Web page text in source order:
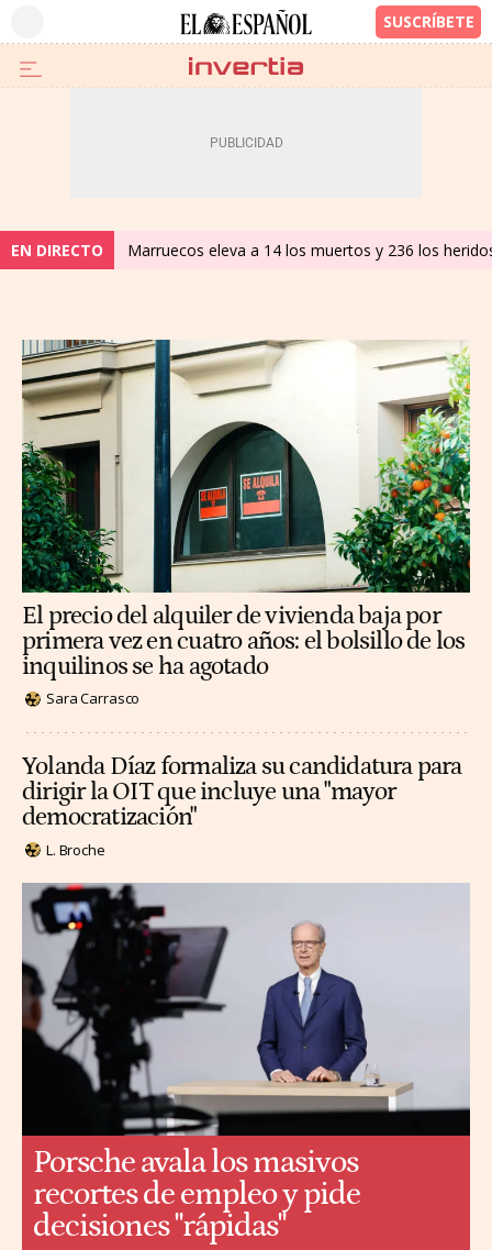
EN DIRECTO Marruecos eleva a 14 los muertos y 236 los
El precio del alquiler de vivienda baja por
primera vez en cuatro años: el bolsillo de los
inquilinos se ha agotado
Sara Carrasco
Yolanda Díaz formaliza su candidatura para
dirigir la OIT que incluye una "mayor
democratización"
L. Broche
Porsche avala los masivos
recortes de empleo y pide
decisiones "rápidas"